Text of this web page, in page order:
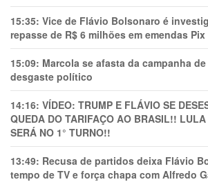
15:35: Vice de Flávio Bolsonaro é
repasse de R$ 6 milhões em emendas Pix
15:09: Marcola se afasta da campanha
desgaste político
14:16: VÍDEO: TRUMP E FLÁVIO SE
QUEDA DO TARIFAÇO AO BRASIL!!
SERÁ NO 1° TURNO!!
13:49: Recusa de partidos deixa Flávio
tempo de TV e força chapa com Alfredo